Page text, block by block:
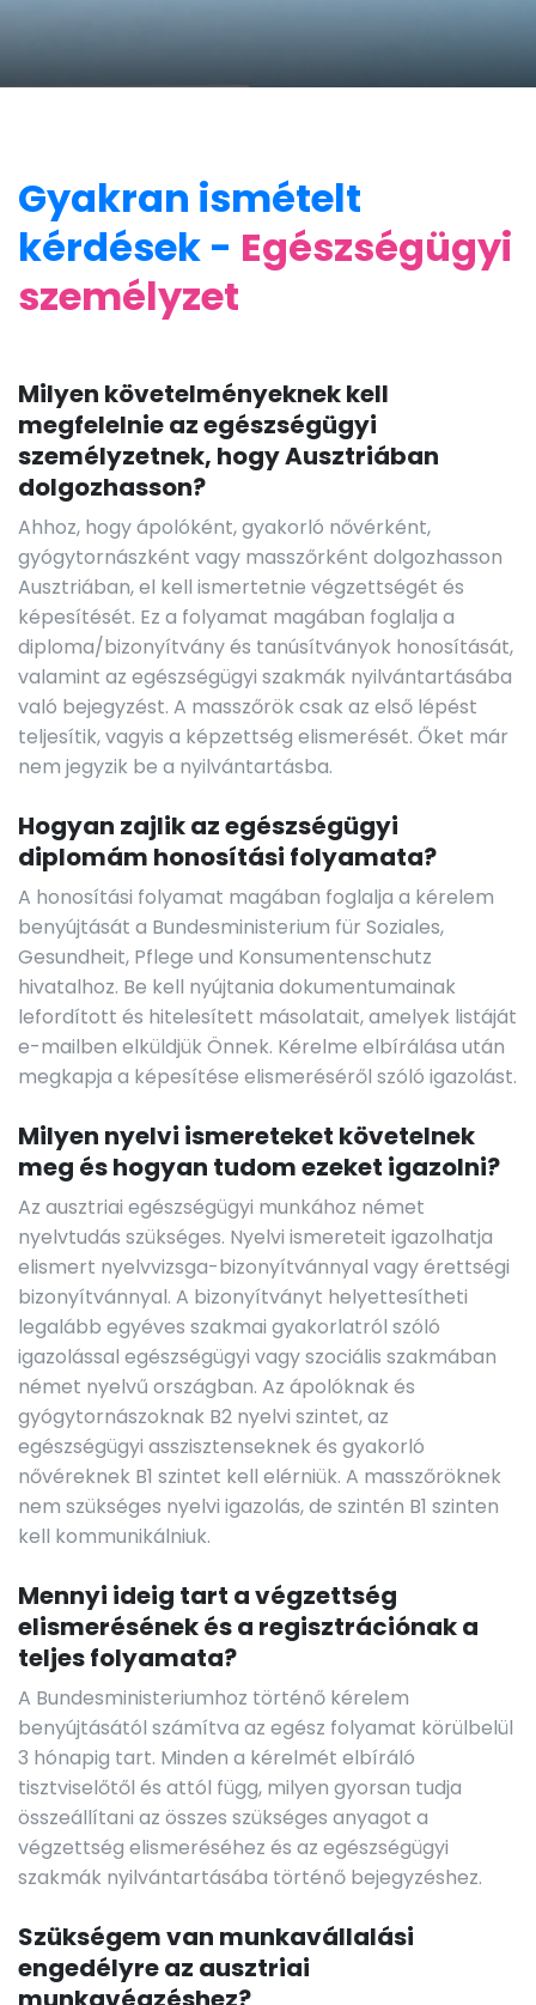
Gyakran ismételt
kérdések - Egészségügyi
személyzet
Milyen követelményeknek kell
megfelelnie az egészségügyi
személyzetnek, hogy Ausztriában
dolgozhasson?
Ahhoz, hogy ápolóként, gyakorló nővérként,
gyógytornászként vagy masszőrként dolgozhasson
Ausztriában, el kell ismertetnie végzettségét és
képesítését. Ez a folyamat magában foglalja a
diploma/bizonyítvány és tanúsítványok honosítását,
valamint az egészségügyi szakmák nyilvántartásába
való bejegyzést. A masszőrök csak az első lépést
teljesítik, vagyis a képzettség elismerését. Őket már
nem jegyzik be a nyilvántartásba.
Hogyan zajlik az egészségügyi
diplomám honosítási folyamata?
A honosítási folyamat magában foglalja a kérelem
benyújtását a Bundesministerium für Soziales,
Gesundheit, Pflege und Konsumentenschutz
hivatalhoz. Be kell nyújtania dokumentumainak
lefordított és hitelesített másolatait, amelyek listáját
e-mailben elküldjük Önnek. Kérelme elbírálása után
megkapja a képesítése elismeréséről szóló igazolást.
Milyen nyelvi ismereteket követelnek
meg és hogyan tudom ezeket igazolni?
Az ausztriai egészségügyi munkához német
nyelvtudás szükséges. Nyelvi ismereteit igazolhatja
elismert nyelvvizsga-bizonyítvánnyal vagy érettségi
bizonyítvánnyal. A bizonyítványt helyettesítheti
legalább egyéves szakmai gyakorlatról szóló
igazolással egészségügyi vagy szociális szakmában
német nyelvű országban. Az ápolóknak és
gyógytornászoknak B2 nyelvi szintet, az
egészségügyi asszisztenseknek és gyakorló
nővéreknek B1 szintet kell elérniük. A masszőröknek
nem szükséges nyelvi igazolás, de szintén B1 szinten
kell kommunikálniuk.
Mennyi ideig tart a végzettség
elismerésének és a regisztrációnak a
teljes folyamata?
A Bundesministeriumhoz történő kérelem
benyújtásától számítva az egész folyamat körülbelül
3 hónapig tart. Minden a kérelmét elbíráló
tisztviselőtől és attól függ, milyen gyorsan tudja
összeállítani az összes szükséges anyagot a
végzettség elismeréséhez és az egészségügyi
szakmák nyilvántartásába történő bejegyzéshez.
Szükségem van munkavállalási
engedélyre az ausztriai